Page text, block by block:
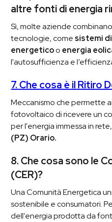
altre fonti di energia
Sì, molte aziende
tecnologie, come sistemi
energeticoo energia
l'autosufficienza e
7. Che cosa è il Ritiro
Meccanismo che permette
fotovoltaico di ricevere un
per l'energia immessa in
(PZ) Orario.
8. Che cosa sono le
(CER)?
Una Comunità Energetica
sostenibile e consumatori.
dell'energia prodotta da